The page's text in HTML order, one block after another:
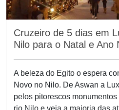
Cruzeiro de 5 dias em
Nilo para o Natal e Ano
A beleza do Egito o espera
Novo no Nilo. De Aswan a
pelos pitorescos
rio Nilo e veja a maioria das